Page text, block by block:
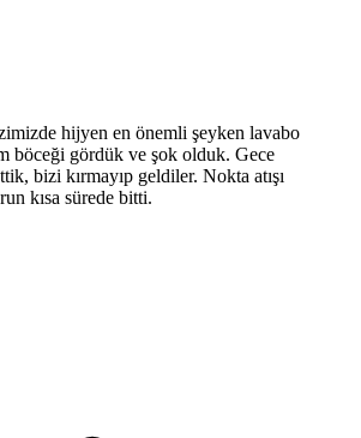
hijyen en önemli şeyken lavabo
böceği gördük ve şok olduk. Gece
bizi kırmayıp geldiler. Nokta atışı
kısa sürede bitti.